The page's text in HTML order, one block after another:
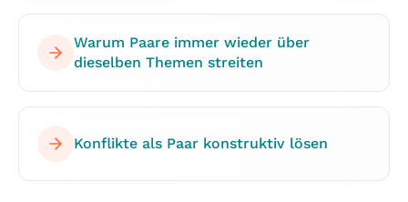
Warum Paare immer wieder über
dieselben Themen streiten
Konflikte als Paar konstruktiv lösen